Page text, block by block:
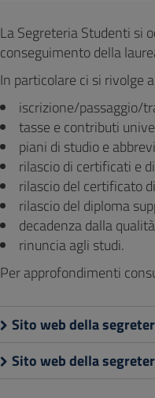
La Segreteria Studenti si
conseguimento della
In particolare ci si rivolge
iscrizione/passaggio/
tasse e contributi
piani di studio e
rilascio di certificati e
rilascio del certificato
rilascio del diploma
decadenza dalla
rinuncia agli studi.
Per approfondimenti
Sito web della
Sito web della